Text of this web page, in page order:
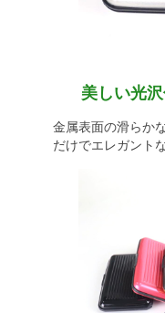
美しい光
金属表面の滑らか
だけでエレガント